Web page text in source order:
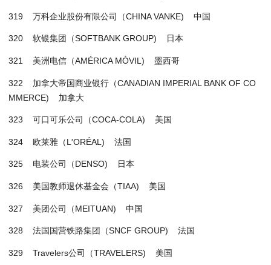
319 万科企业股份有限公司（CHINA VANKE) 中国
320 软银集团（SOFTBANK GROUP) 日本
321 美洲电信（AMÉRICA MÓVIL) 墨西哥
322 加拿大帝国商业银行（CANADIAN IMPERIAL BANK OF CO
MMERCE) 加拿大
323 可口可乐公司（COCA-COLA) 美国
324 欧莱雅（L'ORÉAL) 法国
325 电装公司（DENSO) 日本
326 美国教师退休基金会（TIAA) 美国
327 美团公司（MEITUAN) 中国
328 法国国营铁路集团（SNCF GROUP) 法国
329 Travelers公司（TRAVELERS) 美国